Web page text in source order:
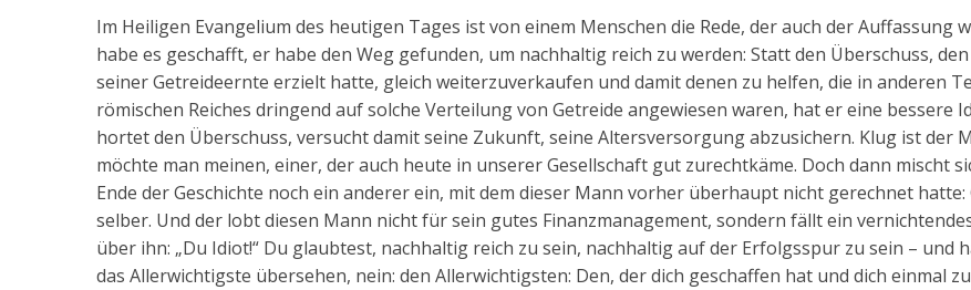
Im Heiligen Evangelium des heutigen Tages ist von einem Menschen die Rede, der auch der Auffassung
habe es geschafft, er habe den Weg gefunden, um nachhaltig reich zu werden: Statt den Überschuss,
seiner Getreideernte erzielt hatte, gleich weiterzuverkaufen und damit denen zu helfen, die in anderen
römischen Reiches dringend auf solche Verteilung von Getreide angewiesen waren, hat er eine bessere
hortet den Überschuss, versucht damit seine Zukunft, seine Altersversorgung abzusichern. Klug ist der
möchte man meinen, einer, der auch heute in unserer Gesellschaft gut zurechtkäme. Doch dann mischt
Ende der Geschichte noch ein anderer ein, mit dem dieser Mann vorher überhaupt nicht gerechnet hatte:
selber. Und der lobt diesen Mann nicht für sein gutes Finanzmanagement, sondern fällt ein
über ihn: „Du Idiot!“ Du glaubtest, nachhaltig reich zu sein, nachhaltig auf der Erfolgsspur zu sein – und
das Allerwichtigste übersehen, nein: den Allerwichtigsten: Den, der dich geschaffen hat und dich einmal